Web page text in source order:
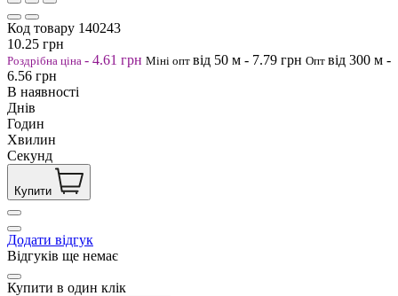
Код товару 140243
10.25 грн
Роздрібна ціна - 4.61 грн Міні опт від 50 м - 7.79 грн Опт від 300 м -
6.56 грн
В наявності
Днів
Годин
Хвилин
Секунд
Купити
Додати відгук
Відгуків ще немає
Купити в один клік